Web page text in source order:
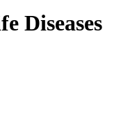
Diseases